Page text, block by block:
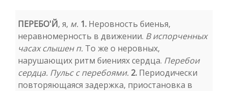
ПЕРЕБО'Й, я, м. 1. Неровность биенья,
неравномерность в движении. В испорченных
часах слышен п. То же о неровных,
нарушающих ритм биениях сердца. Перебои
сердца. Пульс с перебоями. 2. Периодически
повторяющаяся задержка, приостановка в